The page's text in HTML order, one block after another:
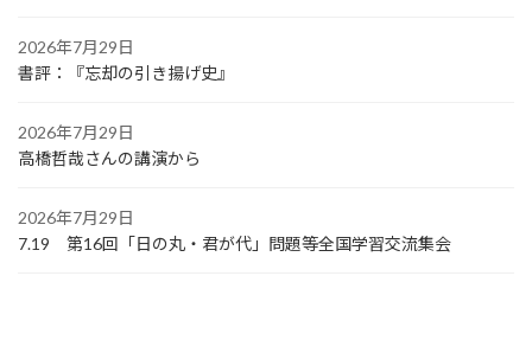
2026年7月29日
書評：『忘却の引き揚げ史』
2026年7月29日
高橋哲哉さんの講演から
2026年7月29日
7.19 第16回「日の丸・君が代」問題等全国学習交流集会